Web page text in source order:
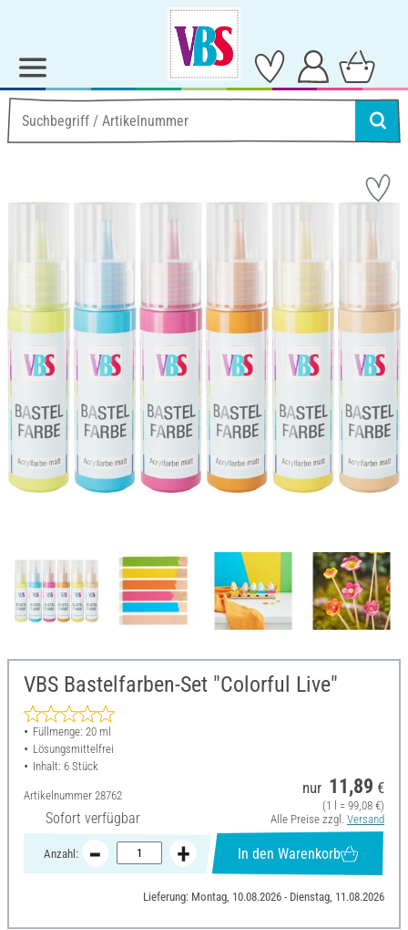
VBS Bastelfarben-Set "Colorful Live"
Füllmenge: 20 ml
Lösungsmittelfrei
Inhalt: 6 Stück
Artikelnummer 28762
Sofort verfügbar
nur 11,89 €
(1 l = 99,08 €)
Alle Preise zzgl. Versand
Anzahl: In den Warenkorb
Lieferung: Montag, 10.08.2026 - Dienstag, 11.08.2026